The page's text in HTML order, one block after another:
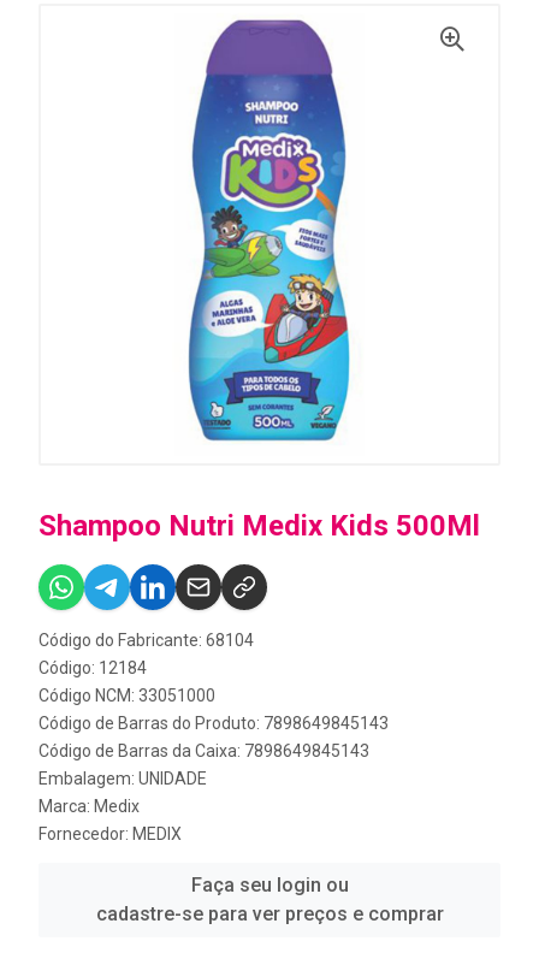
Shampoo Nutri Medix Kids 500Ml
Código do Fabricante: 68104
Código: 12184
Código NCM: 33051000
Código de Barras do Produto: 7898649845143
Código de Barras da Caixa: 7898649845143
Embalagem: UNIDADE
Marca: Medix
Fornecedor: MEDIX
Faça seu login ou
cadastre-se para ver preços e comprar